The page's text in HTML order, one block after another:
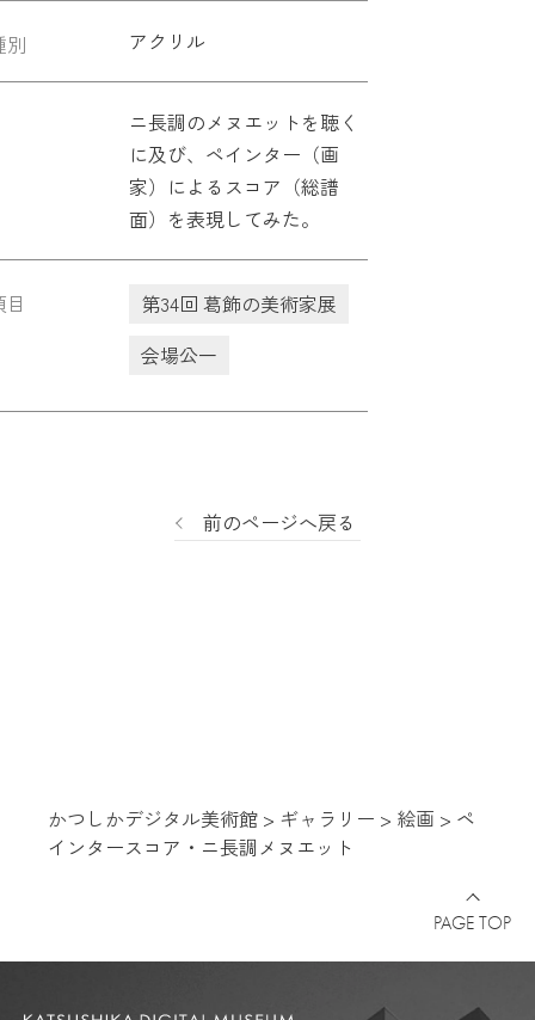
別 アクリル
ニ長調のメヌエットを聴く
に及び、ペインター（画
家）によるスコア（総譜
面）を表現してみた。
第34回 葛飾の美術家展
会場公一
前のページへ戻る
かつしかデジタル美術館 > ギャラリー > 絵画 > ペ
インタースコア・ニ長調メヌエット
PAGE TOP